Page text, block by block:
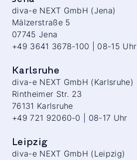
diva-e NEXT GmbH (Jena)
Mälzerstraße 5
07745 Jena
+49 3641 3678-100 | 08-15 Uhr
Karlsruhe
diva-e NEXT GmbH (Karlsruhe)
Rintheimer Str. 23
76131 Karlsruhe
+49 721 92060-0 | 08-17 Uhr
Leipzig
diva-e NEXT GmbH (Leipzig)